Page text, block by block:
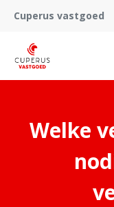
Cuperus vastgoed
Welke